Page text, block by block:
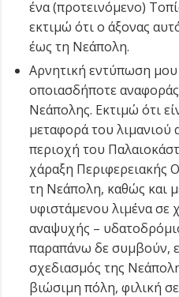
ένα (προτεινόμενο)
εκτιμώ ότι ο άξονας
έως τη Νεάπολη.
Αρνητική εντύπωση
οποιασδήποτε αναφοράς
Νεάπολης. Εκτιμώ ότι
μεταφορά του
περιοχή του
χάραξη Περιφερειακής
τη Νεάπολη, καθώς και
υφιστάμενου λιμένα
αναψυχής –
παραπάνω δε συμβούν,
σχεδιασμός της
βιώσιμη πόλη, φιλική